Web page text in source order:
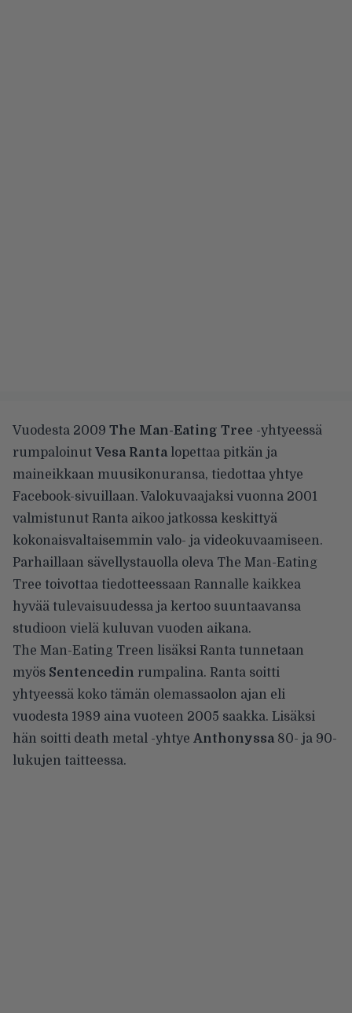
Vuodesta 2009 The Man-Eating Tree -yhtyeessä
rumpaloinut Vesa Rantalopettaa pitkän ja
maineikkaan muusikonuransa, tiedottaa yhtye
Facebook-sivuillaan. Valokuvaajaksi vuonna 2001
valmistunut Ranta aikoo jatkossa keskittyä
kokonaisvaltaisemmin valo- ja videokuvaamiseen.
Parhaillaan sävellystauolla oleva The Man-Eating
Tree toivottaa tiedotteessaan Rannalle kaikkea
hyvää tulevaisuudessa ja kertoo suuntaavansa
studioon vielä kuluvan vuoden aikana.
The Man-Eating Treen lisäksi Ranta tunnetaan
myös Sentencedin rumpalina. Ranta soitti
yhtyeessä koko tämän olemassaolon ajan eli
vuodesta 1989 aina vuoteen 2005 saakka. Lisäksi
hän soitti death metal -yhtye Anthonyssa80- ja 90-
lukujen taitteessa.